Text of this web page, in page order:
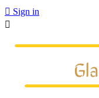
 Sign in
